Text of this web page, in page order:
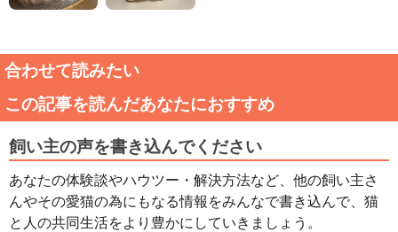
合わせて読みたい
この記事を読んだあなたにおすすめ
飼い主の声を書き込んでください
あなたの体験談やハウツー・解決方法など、他の飼い主さ
んやその愛猫の為にもなる情報をみんなで書き込んで、猫
と人の共同生活をより豊かにしていきましょう。